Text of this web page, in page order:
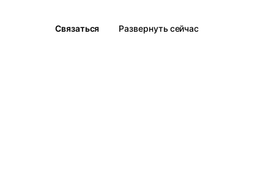
Связаться Развернуть сейчас